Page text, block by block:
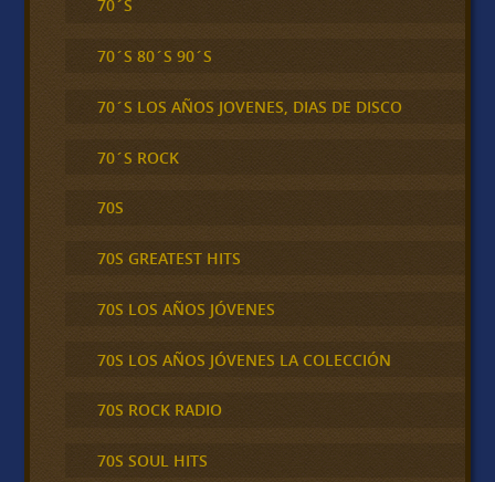
70´S
70´S 80´S 90´S
70´S LOS AÑOS JOVENES, DIAS DE DISCO
70´S ROCK
70S
70S GREATEST HITS
70S LOS AÑOS JÓVENES
70S LOS AÑOS JÓVENES LA COLECCIÓN
70S ROCK RADIO
70S SOUL HITS